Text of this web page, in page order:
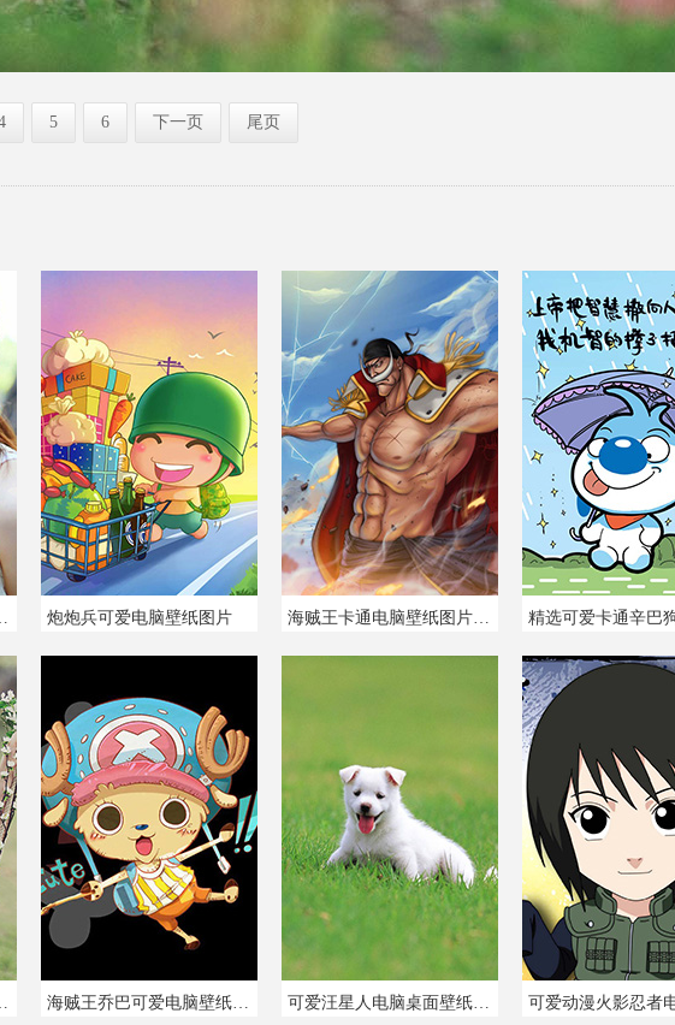
5 6 下一页 尾页
桌面壁纸 炮炮兵可爱电脑壁纸图片 海贼王卡通电脑壁纸图片大全
壁纸图片 海贼王乔巴可爱电脑壁纸图片 可爱汪星人电脑桌面壁纸图片